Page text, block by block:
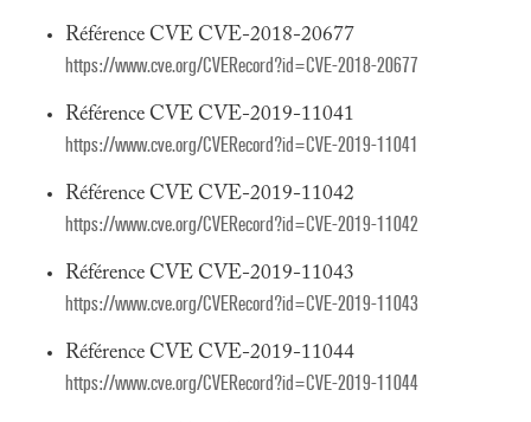
Référence CVE CVE-2018-20677
https://www.cve.org/CVERecord?id=CVE-2018-20677
Référence CVE CVE-2019-11041
https://www.cve.org/CVERecord?id=CVE-2019-11041
Référence CVE CVE-2019-11042
https://www.cve.org/CVERecord?id=CVE-2019-11042
Référence CVE CVE-2019-11043
https://www.cve.org/CVERecord?id=CVE-2019-11043
Référence CVE CVE-2019-11044
https://www.cve.org/CVERecord?id=CVE-2019-11044